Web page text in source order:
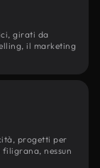
girati da
il marketing
progetti per
filigrana, nessun